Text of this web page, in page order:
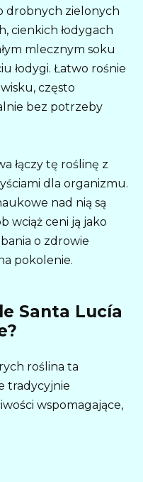
drobnych zielonych
cienkich łodygach
mlecznym soku
łodygi. Łatwo rośnie
często
bez potrzeby
łączy tę roślinę z
dla organizmu.
nad nią są
wciąż ceni ją jako
o zdrowie
pokolenie.
Santa Lucía
roślina ta
tradycyjnie
wspomagające,